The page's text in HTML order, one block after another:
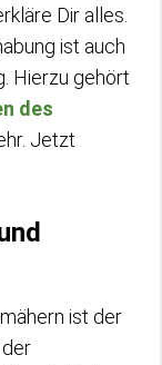
Dir alles.
ist auch
Hierzu gehört
des
Jetzt
ist der